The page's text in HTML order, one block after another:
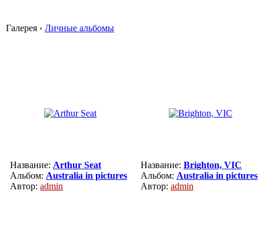
Галерея ‹ Личные альбомы
Название: Arthur Seat
Альбом: Australia in pictures
Автор: admin
Название: Brighton, VIC
Альбом: Australia in pictures
Автор: admin